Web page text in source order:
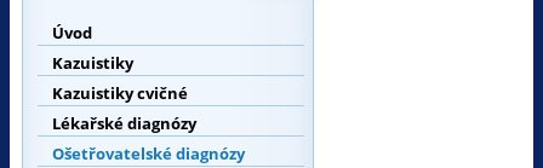
Úvod
Kazuistiky
Kazuistiky cvičné
Lékařské diagnózy
Ošetřovatelské diagnózy